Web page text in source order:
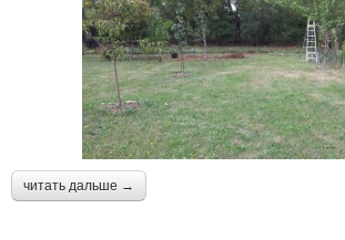
читать дальше →